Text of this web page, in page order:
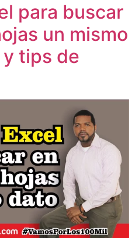
para buscar
un mismo
tips de